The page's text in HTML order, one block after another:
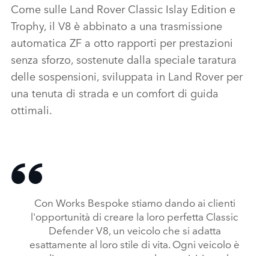
Come sulle Land Rover Classic Islay Edition e
Trophy, il V8 è abbinato a una trasmissione
automatica ZF a otto rapporti per prestazioni
senza sforzo, sostenute dalla speciale taratura
delle sospensioni, sviluppata in Land Rover per
una tenuta di strada e un comfort di guida
ottimali.
Con Works Bespoke stiamo dando ai clienti
l'opportunità di creare la loro perfetta Classic
Defender V8, un veicolo che si adatta
esattamente al loro stile di vita. Ogni veicolo è